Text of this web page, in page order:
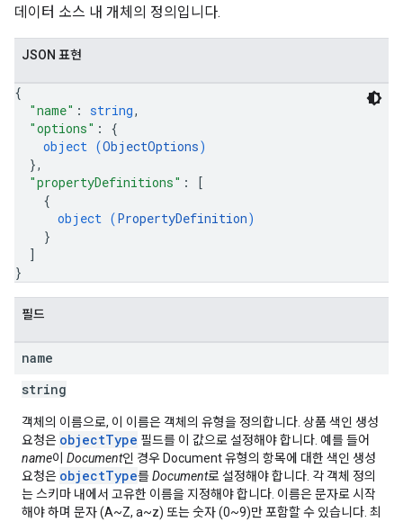
데이터 소스 내 개체의 정의입니다.
JSON 표현
{
"name" : string,
"options" : {
object (ObjectOptions)
},
"propertyDefinitions" :
[
{
object (PropertyDefinition)
}
]
}
필드
name
string
객체의 이름으로, 이 이름은 객체의 유형을 정의합니다. 상품 색인 생성
요청은 objectType 필드를 이 값으로 설정해야 합니다. 예를 들어
name이 Document인 경우 Document 유형의 항목에 대한 색인 생성
요청은 objectType를Document로 설정해야 합니다. 각 객체 정의
는 스키마 내에서 고유한 이름을 지정해야 합니다. 이름은 문자로 시작
해야 하며 문자 (A~Z, a~z) 또는 숫자 (0~9)만 포함할 수 있습니다. 최